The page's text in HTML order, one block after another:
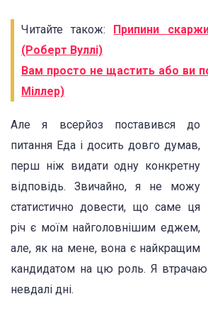
Читайте також: Припини
(Роберт Вуллі)
Вам просто не щастить або ви
Міллер)
Але я всерйоз поставився до
питання Еда і досить довго думав,
перш ніж видати одну конкретну
відповідь. Звичайно, я не можу
статистично довести, що саме ця
річ є моїм найголовнішим еджем,
але, як на мене, вона є найкращим
кандидатом на цю роль. Я
невдалі дні.